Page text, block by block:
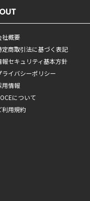
社概要
定商取引法に基づく表記
報セキュリティ基本方針
ライバシーポリシー
用情報
について
利用規約